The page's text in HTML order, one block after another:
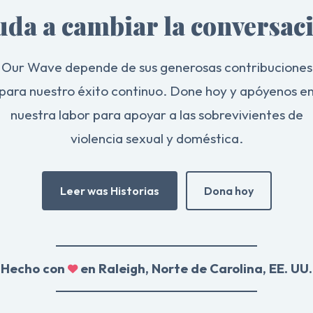
a cambiar la
Our Wave depende de sus generosas contribuciones
nuestro éxito continuo. Done hoy y apóyenos en
nuestra labor para apoyar a las sobrevivientes de
violencia sexual y doméstica.
Leer was Historias Dona hoy
Hecho con en Raleigh, Norte de Carolina, EE. UU.